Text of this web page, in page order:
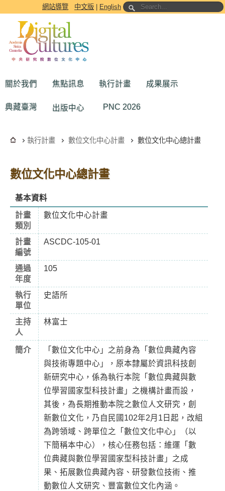
跳到主要內容區塊網站導覽 中文版 English
關於我們 焦點訊息 執行計畫 成果展示
典藏臺灣 出版中心 PNC 2026
執行計畫 數位文化中心計畫 數位文化中心總計畫
數位文化中心總計畫
基本資料
計畫
類別
數位文化中心計畫
計畫
編號
ASCDC-105-01
通過
年度
105
執行
單位
史語所
主持
人
林富士
簡介
「數位文化中心」之前身為「數位典藏內容
與技術專題中心」，原本隸屬於資訊科技創
新研究中心，係為執行本院「數位典藏與數
位學習國家型科技計畫」之機構計畫而設，
其後，為長期推動本院之數位人文研究，創
新數位文化，乃自民國102年2月1日起，改組
為跨領域、跨單位之「數位文化中心」（以
下簡稱本中心），核心任務包括：維運「數
位典藏與數位學習國家型科技計畫」之成
果、拓展數位典藏內容、研發數位技術、推
動數位人文研究、豐富數位文化內涵。